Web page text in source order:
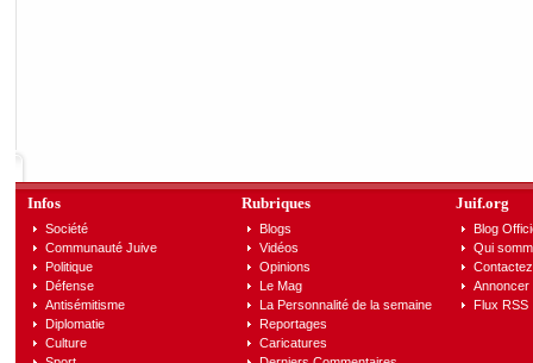
Infos
Société
Communauté Juive
Politique
Défense
Antisémitisme
Diplomatie
Culture
Rubriques
Blogs
Vidéos
Opinions
Le Mag
La Personnalité de la semaine
Reportages
Caricatures
Juif.org
Blog
Qui
Annoncer
Flux RSS